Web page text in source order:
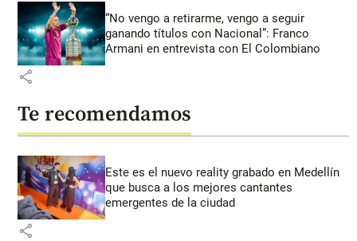
“No vengo a retirarme, vengo a seguir
ganando títulos con Nacional”: Franco
Armani en entrevista con El Colombiano
share
Te recomendamos
Este es el nuevo reality grabado en Medellín
que busca a los mejores cantantes
emergentes de la ciudad
share